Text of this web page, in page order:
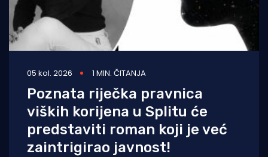
05 kol. 2026 1 MIN. ČITANJA
Poznata riječka pravnica
viških korijena u Splitu će
predstaviti roman koji je već
zaintrigirao javnost!